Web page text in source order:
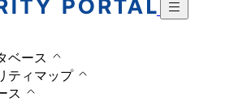
ベース
ティマップ
ス